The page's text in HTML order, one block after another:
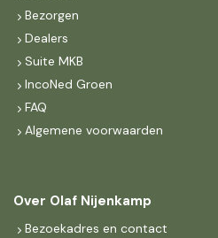
Bezorgen
Dealers
Suite MKB
IncoNed Groen
FAQ
Algemene voorwaarden
Over Olaf Nijenkamp
Bezoekadres en contact